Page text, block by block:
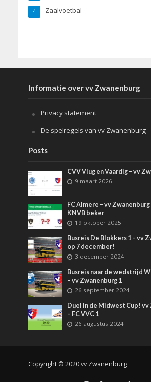
Zaalvoetbal
4
Informatie over vv Zwanenburg
Privacy statement
De spelregels van vv Zwanenburg
Posts
CVV Vlug en Vaardig – vv
9 maart 2026
FC Almere – vv
KNVB beker
19 oktober 2025
Busreis De Blokkers 1 – vv
op 7 december!
3 december 2024
Busreis naar de wedstrijd
– vv Zwanenburg 1
26 september 2024
Duel in de Midwest Cup! vv
– FC VVC 1
26 augustus 2024
Copyright © 2020 vv Zwanenburg